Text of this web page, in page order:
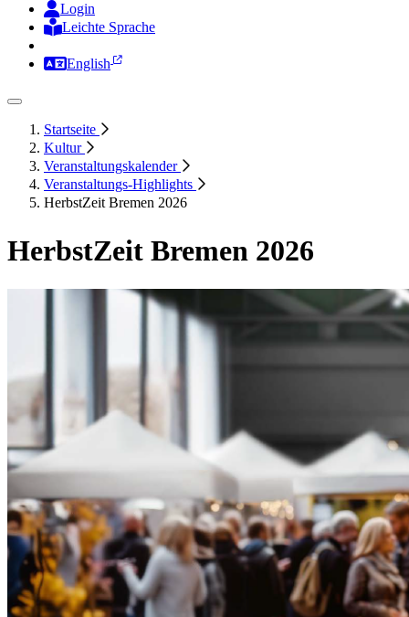
Login
Leichte Sprache
English
Startseite
Kultur
Veranstaltungskalender
Veranstaltungs-Highlights
HerbstZeit Bremen 2026
HerbstZeit Bremen 2026